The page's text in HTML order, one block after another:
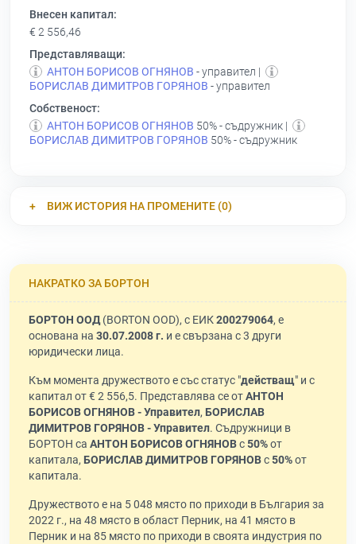
Внесен капитал:
€ 2 556,46
Представляващи:
АНТОН БОРИСОВ ОГНЯНОВ - управител |
БОРИСЛАВ ДИМИТРОВ ГОРЯНОВ - управител
Собственост:
АНТОН БОРИСОВ ОГНЯНОВ 50% - съдружник |
БОРИСЛАВ ДИМИТРОВ ГОРЯНОВ 50% - съдружник
ВИЖ ИСТОРИЯ НА ПРОМЕНИТЕ (0)
НАКРАТКО ЗА БОРТОН
БОРТОН ООД(BORTON OOD), с ЕИК200279064, е
основана на 30.07.2008 г. и е свързана с 3 други
юридически лица.
Към момента дружеството е със статус "действащ" и с
капитал от € 2 556,5. Представлява се отАНТОН
БОРИСОВ ОГНЯНОВ - Управител, БОРИСЛАВ
ДИМИТРОВ ГОРЯНОВ - Управител. Съдружници в
БОРТОН са АНТОН БОРИСОВ ОГНЯНОВс50%от
капитала, БОРИСЛАВ ДИМИТРОВ ГОРЯНОВс50%от
капитала.
Дружеството е на 5 048 място по приходи в България за
2022 г., на 48 място в област Перник, на 41 място в
Перник и на 85 място по приходи в своята индустрия по